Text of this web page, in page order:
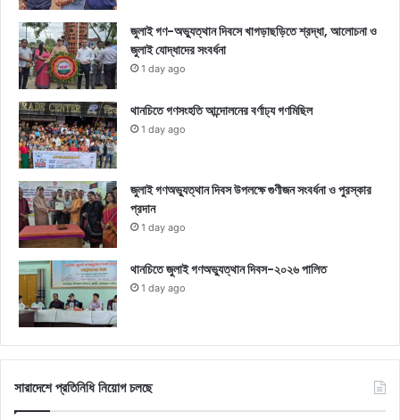
জুলাই গণ-অভ্যুত্থান দিবসে খাগড়াছড়িতে শ্রদ্ধা, আলোচনা ও
জুলাই যোদ্ধাদের সংবর্ধনা
1 day ago
থানচিতে গণসংহতি আন্দোলনের বর্ণাঢ্য গণমিছিল
1 day ago
জুলাই গণঅভ্যুত্থান দিবস উপলক্ষে গুণীজন সংবর্ধনা ও পুরস্কার
প্রদান
1 day ago
থানচিতে জুলাই গণঅভ্যুত্থান দিবস-২০২৬ পালিত
1 day ago
সারাদেশে প্রতিনিধি নিয়োগ চলছে